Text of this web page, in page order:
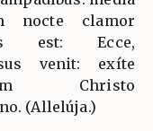
nocte clamor
est: Ecce,
venit: exíte
Christo
(Allelúja.)